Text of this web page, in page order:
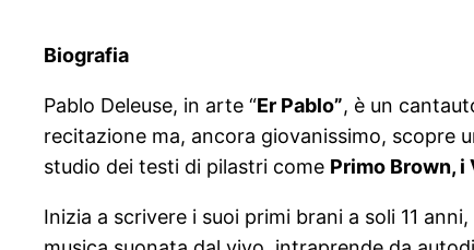
Biografia
Pablo Deleuse, in arte “Er Pablo”, è un
recitazione ma, ancora giovanissimo, scopre
studio dei testi di pilastri come Primo Brown, i
Inizia a scrivere i suoi primi brani a soli 11